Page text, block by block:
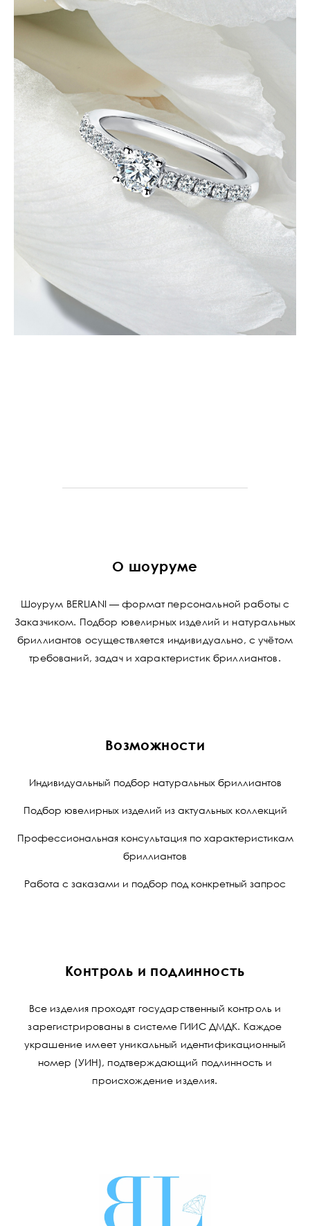
О шоуруме
Шоурум BERLIANI — формат персональной работы с
Заказчиком. Подбор ювелирных изделий и натуральных
бриллиантов осуществляется индивидуально, с учётом
требований, задач и характеристик бриллиантов.
Возможности
Индивидуальный подбор натуральных бриллиантов
Подбор ювелирных изделий из актуальных коллекций
Профессиональная консультация по характеристикам
бриллиантов
Работа с заказами и подбор под конкретный запрос
Контроль и подлинность
Все изделия проходят государственный контроль и
зарегистрированы в системе ГИИС ДМДК. Каждое
украшение имеет уникальный идентификационный
номер (УИН), подтверждающий подлинность и
происхождение изделия.